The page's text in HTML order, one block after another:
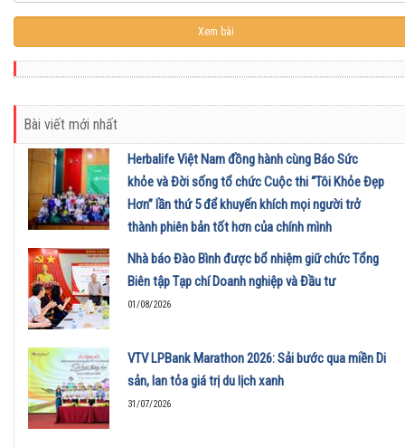
Bài viết mới nhất
Herbalife Việt Nam đồng hành cùng Báo Sức
khỏe và Đời sống tổ chức Cuộc thi “Tôi Khỏe Đẹp
Hơn” lần thứ 5 để khuyến khích mọi người trở
thành phiên bản tốt hơn của chính mình
01/08/2026
Nhà báo Đào Bình được bổ nhiệm giữ chức Tổng
Biên tập Tạp chí Doanh nghiệp và Đầu tư
01/08/2026
VTV LPBank Marathon 2026: Sải bước qua miền Di
sản, lan tỏa giá trị du lịch xanh
31/07/2026